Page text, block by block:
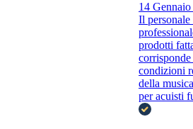
14
Il
prodotti
condizioni
della
per acuisti